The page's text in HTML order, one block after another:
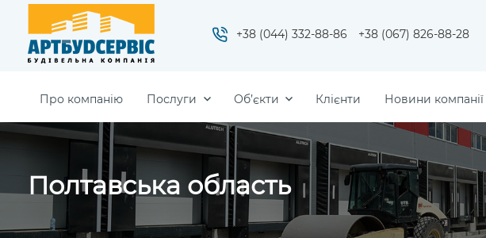
+38 (044) 332-88-86 +38 (067) 826-88-28
Про компанію Послуги Об’єкти Клієнти Новини компанії
Полтавська область